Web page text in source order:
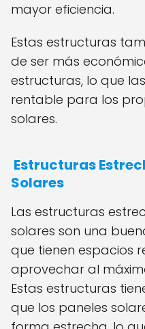
mayor eficiencia.
Estas estructuras
de ser más
estructuras, lo que
rentable para los
solares.
Estructuras
Solares
Las estructuras
solares son una
que tienen espacios
aprovechar al
Estas estructuras
que los paneles